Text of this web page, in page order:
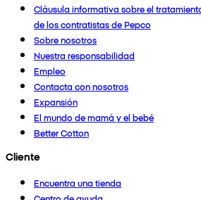
Cláusula informativa sobre el
de los contratistas de Pepco
Sobre nosotros
Nuestra responsabilidad
Empleo
Contacta con nosotros
Expansión
El mundo de mamá y el bebé
Better Cotton
Cliente
Encuentra una tienda